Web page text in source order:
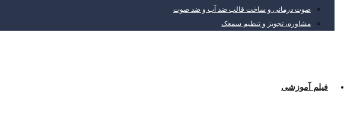
صوت درمانی و ساخت قالب ضد آب و ضد صوت
مشاوره، تجویز و تنظیم سمعک
فیلم آموزشی